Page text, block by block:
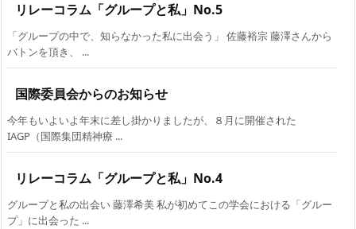
リレーコラム「グループと私」No.5
「グループの中で、知らなかった私に出会う」 佐藤裕宗 藤澤さんから
バトンを頂き、 ...
国際委員会からのお知らせ
今年もいよいよ年末に差し掛かりましたが、８月に開催された
IAGP（国際集団精神療 ...
リレーコラム「グループと私」No.4
グループと私の出会い 藤澤希美 私が初めてこの学会における「グルー
プ」に出会った ...